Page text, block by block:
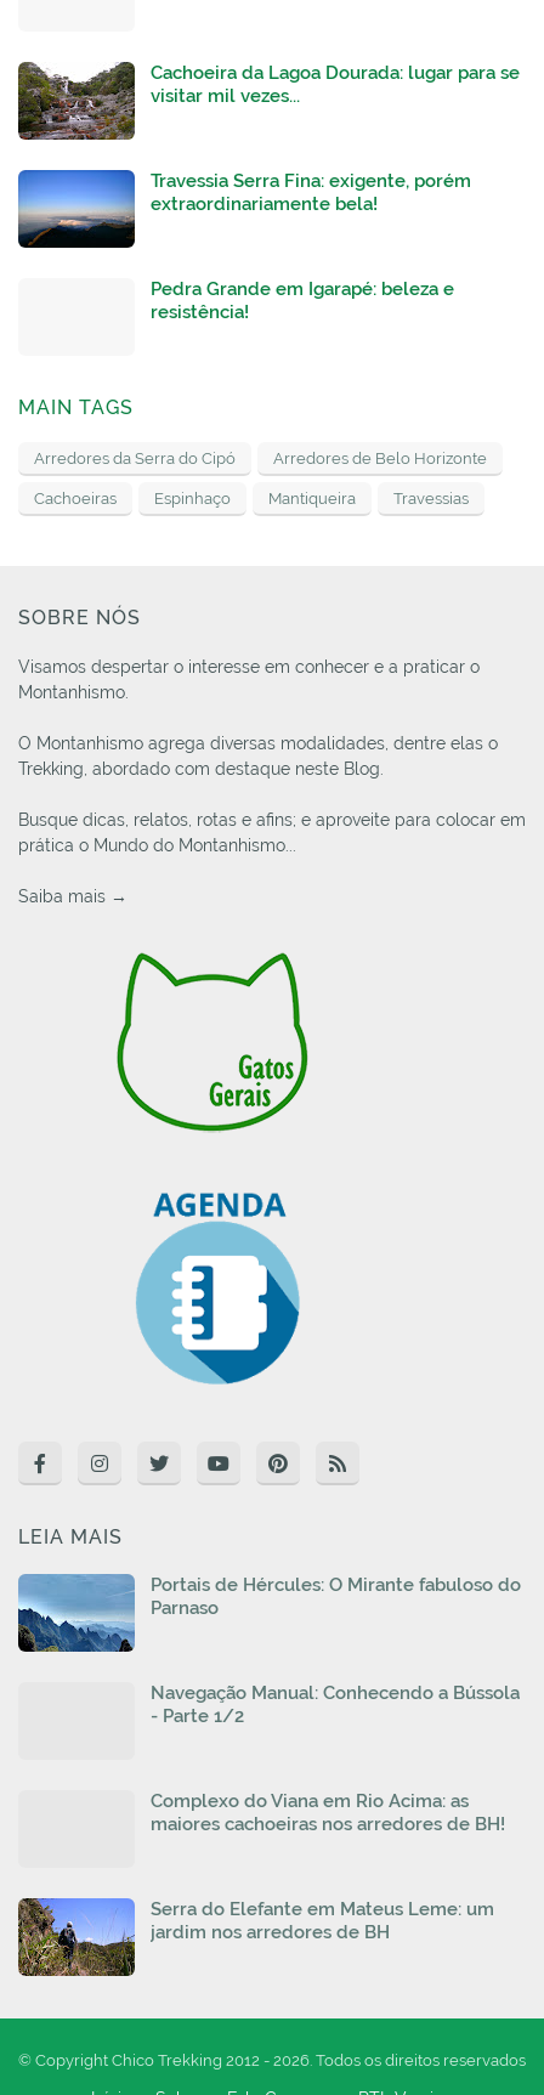
Cachoeira da Lagoa Dourada: lugar para se
visitar mil vezes...
Travessia Serra Fina: exigente, porém
extraordinariamente bela!
Pedra Grande em Igarapé: beleza e
resistência!
MAIN TAGS
Arredores da Serra do Cipó Arredores de Belo Horizonte
Cachoeiras Espinhaço Mantiqueira Travessias
SOBRE NÓS
Visamos despertar o interesse em conhecer e a praticar o
Montanhismo.
O Montanhismo agrega diversas modalidades, dentre elas o
Trekking, abordado com destaque neste Blog.
Busque dicas, relatos, rotas e afins; e aproveite para colocar em
prática o Mundo do Montanhismo...
Saiba mais →
LEIA MAIS
Portais de Hércules: O Mirante fabuloso do
Parnaso
Navegação Manual: Conhecendo a Bússola
- Parte 1/2
Complexo do Viana em Rio Acima: as
maiores cachoeiras nos arredores de BH!
Serra do Elefante em Mateus Leme: um
jardim nos arredores de BH
© Copyright Chico Trekking 2012 - 2026. Todos os direitos reservados